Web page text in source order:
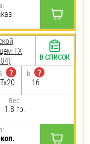
TX
?
Tx20
b
?
16
Вес:
1.8 гр.
В СПИСОК